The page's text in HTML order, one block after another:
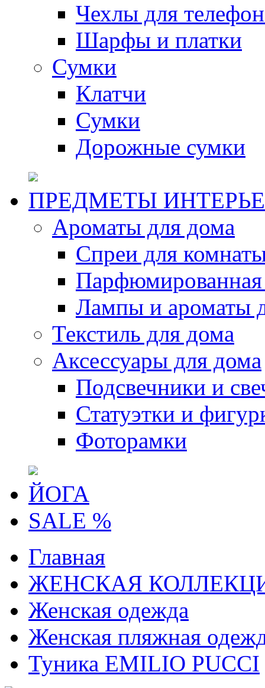
Чехлы для
Шарфы и платки
Сумки
Клатчи
Сумки
Дорожные сумки
ПРЕДМЕТЫ
Ароматы для дома
Спреи для
Парфюмированная
Лампы и ароматы
Текстиль для дома
Аксессуары для дома
Подсвечники и
Статуэтки и
Фоторамки
ЙОГА
SALE %
Главная
ЖЕНСКАЯ
Женская одежда
Женская пляжная
Туника EMILIO PUCCI